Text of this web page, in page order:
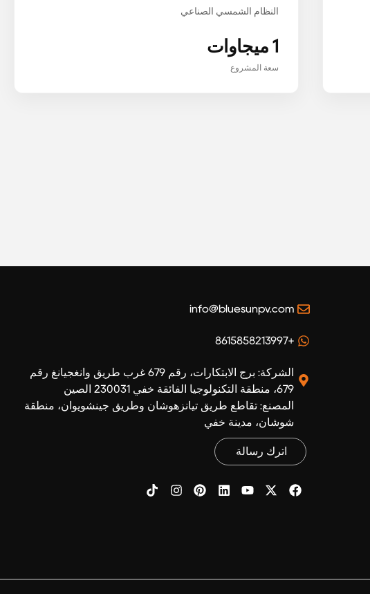
النظام الشمسي الصناعي
1 ميجاوات
سعة المشروع
info@bluesunpv.com
+8615858213997
الشركة: برج الابتكارات، رقم 679 غرب طريق وانغجيانغ رقم
679، منطقة التكنولوجيا الفائقة خفي 230031 الصين
المصنع: تقاطع طريق تيانزهوشان وطريق جينشويوان، منطقة
شوشان، مدينة خفي
اترك رسالة